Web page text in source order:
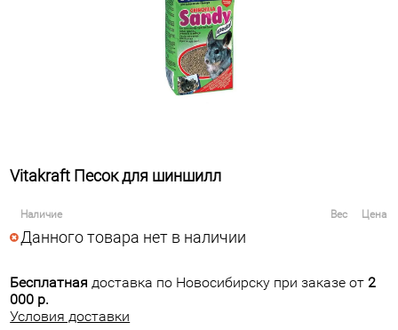
Vitakraft Песок для шиншилл
Наличие Вес Цена
Данного товара нет в наличии
Бесплатная доставка по Новосибирску при заказе от 2
000 р.
Условия доставки